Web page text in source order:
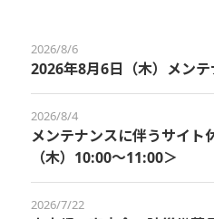
2026/8/6
2026年8月6日（木）メン
2026/8/4
メンテナンスに伴うサイト
（木）10:00～11:00＞
2026/7/22